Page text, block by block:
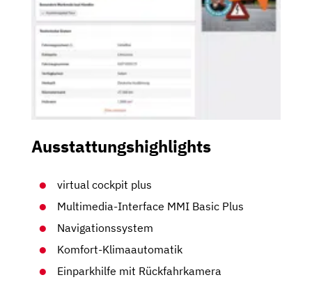
Ausstattungshighlights
virtual cockpit plus
Multimedia-Interface MMI Basic Plus
Navigationssystem
Komfort-Klimaautomatik
Einparkhilfe mit Rückfahrkamera